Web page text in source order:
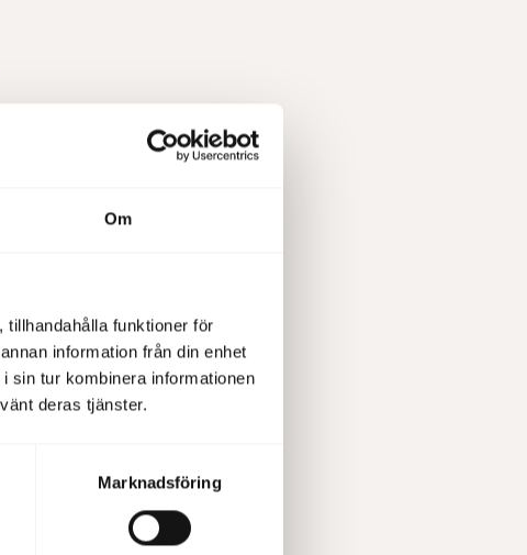
Om
tillhandahålla funktioner för
information från din enhet
sin tur kombinera informationen
deras tjänster.
Marknadsföring
Sjöstad – Per
Sjöstad i över 30 år. Här
sommar...
– Therese